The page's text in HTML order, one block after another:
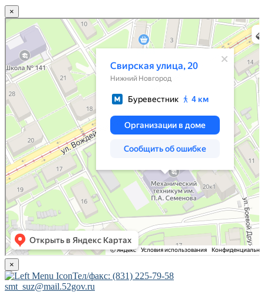
×
Нижний Новгород
Свирская улица, 20 — Яндекс.Карты
×
Тел/факс: (831) 225-79-58
smt_suz@mail.52gov.ru